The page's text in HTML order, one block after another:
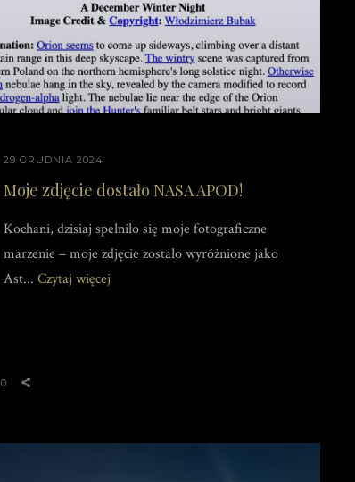
29 GRUDNIA 2024
Moje zdjęcie dostało NASA APOD!
Kochani, dzisiaj spełniło się moje fotograficzne
marzenie – moje zdjęcie zostało wyróżnione jako
Ast... Czytaj więcej
0